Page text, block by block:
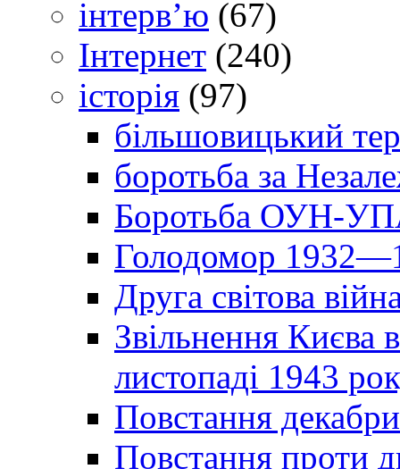
інтерв’ю (67)
Інтернет (240)
історія (97)
більшовицький
боротьба за
Боротьба ОУН-УПА
Голодомор
Друга світова
Звільнення Києва
листопаді 1943
Повстання
Повстання проти